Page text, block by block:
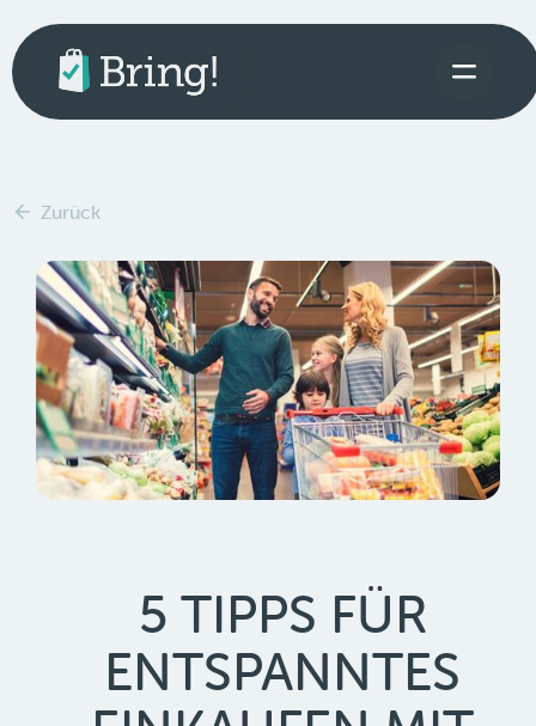
Zurück
5 TIPPS FÜR
ENTSPANNTES